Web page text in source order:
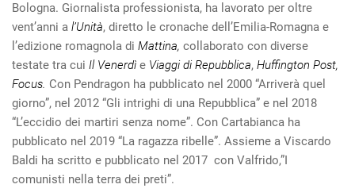
Bologna. Giornalista professionista, ha lavorato per oltre
vent’anni a l’Unità, diretto le cronache dell’Emilia-Romagna e
l’edizione romagnola di Mattina, collaborato con diverse
testate tra cui Il Venerdì e Viaggi di Repubblica, Huffington Post,
Focus. Con Pendragon ha pubblicato nel 2000 “Arriverà quel
giorno”, nel 2012 “Gli intrighi di una Repubblica” e nel 2018
“L’eccidio dei martiri senza nome”. Con Cartabianca ha
pubblicato nel 2019 “La ragazza ribelle”. Assieme a Viscardo
Baldi ha scritto e pubblicato nel 2017 con Valfrido,”I
comunisti nella terra dei preti”.